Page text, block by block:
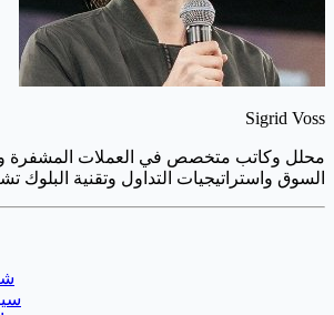
Sigrid Voss
محلل وكاتب متخصص في العملات المشفرة
السوق واستراتيجيات التداول وتقنية البلوك